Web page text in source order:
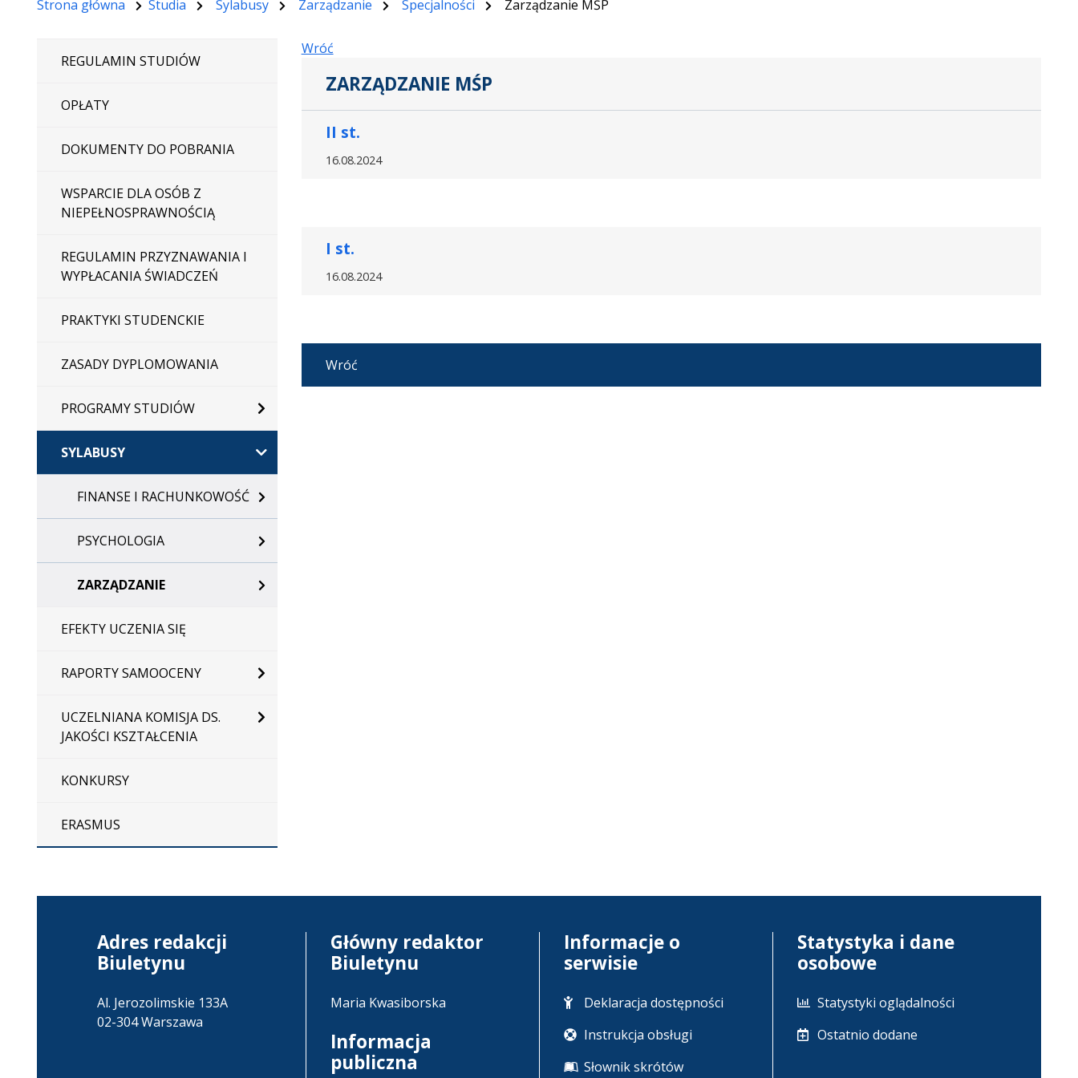
Strona główna Studia Sylabusy Zarządzanie Specjalności Zarządzanie MŚP
REGULAMIN STUDIÓW
OPŁATY
DOKUMENTY DO POBRANIA
WSPARCIE DLA OSÓB Z
NIEPEŁNOSPRAWNOŚCIĄ
REGULAMIN PRZYZNAWANIA I
WYPŁACANIA ŚWIADCZEŃ
PRAKTYKI STUDENCKIE
ZASADY DYPLOMOWANIA
PROGRAMY STUDIÓW
SYLABUSY
FINANSE I RACHUNKOWOŚĆ
PSYCHOLOGIA
ZARZĄDZANIE
EFEKTY UCZENIA SIĘ
RAPORTY SAMOOCENY
UCZELNIANA KOMISJA DS.
JAKOŚCI KSZTAŁCENIA
KONKURSY
ERASMUS
Wróć
ZARZĄDZANIE MŚP
II st.
16.08.2024
I st.
16.08.2024
Wróć
Adres redakcji
Biuletynu
Al. Jerozolimskie 133A
02-304 Warszawa
Główny redaktor
Biuletynu
Maria Kwasiborska
Informacja
publiczna
Informacje o
serwisie
Deklaracja dostępności
Instrukcja obsługi
Słownik skrótów
Statystyka i dane
osobowe
Statystyki oglądalności
Ostatnio dodane